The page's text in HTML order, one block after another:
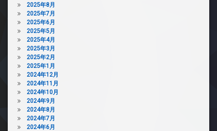
2025年8月
2025年7月
2025年6月
2025年5月
2025年4月
2025年3月
2025年2月
2025年1月
2024年12月
2024年11月
2024年10月
2024年9月
2024年8月
2024年7月
2024年6月